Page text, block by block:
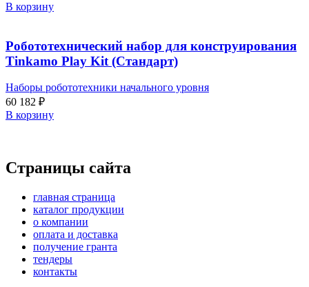
В корзину
Робототехнический набор для конструирования
Tinkamo Play Kit (Стандарт)
Наборы робототехники начального уровня
60 182 ₽
В корзину
Страницы сайта
главная страница
каталог продукции
о компании
оплата и доставка
получение гранта
тендеры
контакты